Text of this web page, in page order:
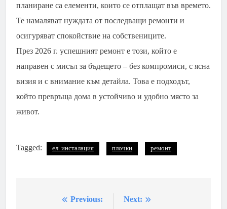
планиране са елементи, които се отплащат във времето.
Те намаляват нуждата от последващи ремонти и
осигуряват спокойствие на собствениците.
През 2026 г. успешният ремонт е този, който е
направен с мисъл за бъдещето – без компромиси, с ясна
визия и с внимание към детайла. Това е подходът,
който превръща дома в устойчиво и удобно място за
живот.
Tagged: ел. инсталация плочки ремонт
Навигация
Previous: Next: